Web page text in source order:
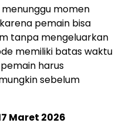
menunggu momen
pemain bisa
tanpa mengeluarkan
memiliki batas waktu
harus
sebelum
Maret 2026